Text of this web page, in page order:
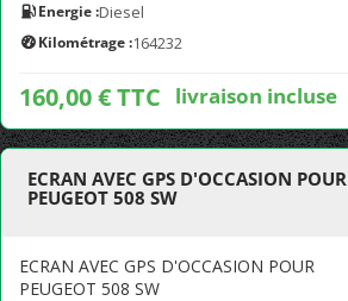
Energie :Diesel
Kilométrage :164232
160,00 € TTC livraison incluse
ECRAN AVEC GPS D'OCCASION POUR
PEUGEOT 508 SW
ECRAN AVEC GPS D'OCCASION POUR
PEUGEOT 508 SW